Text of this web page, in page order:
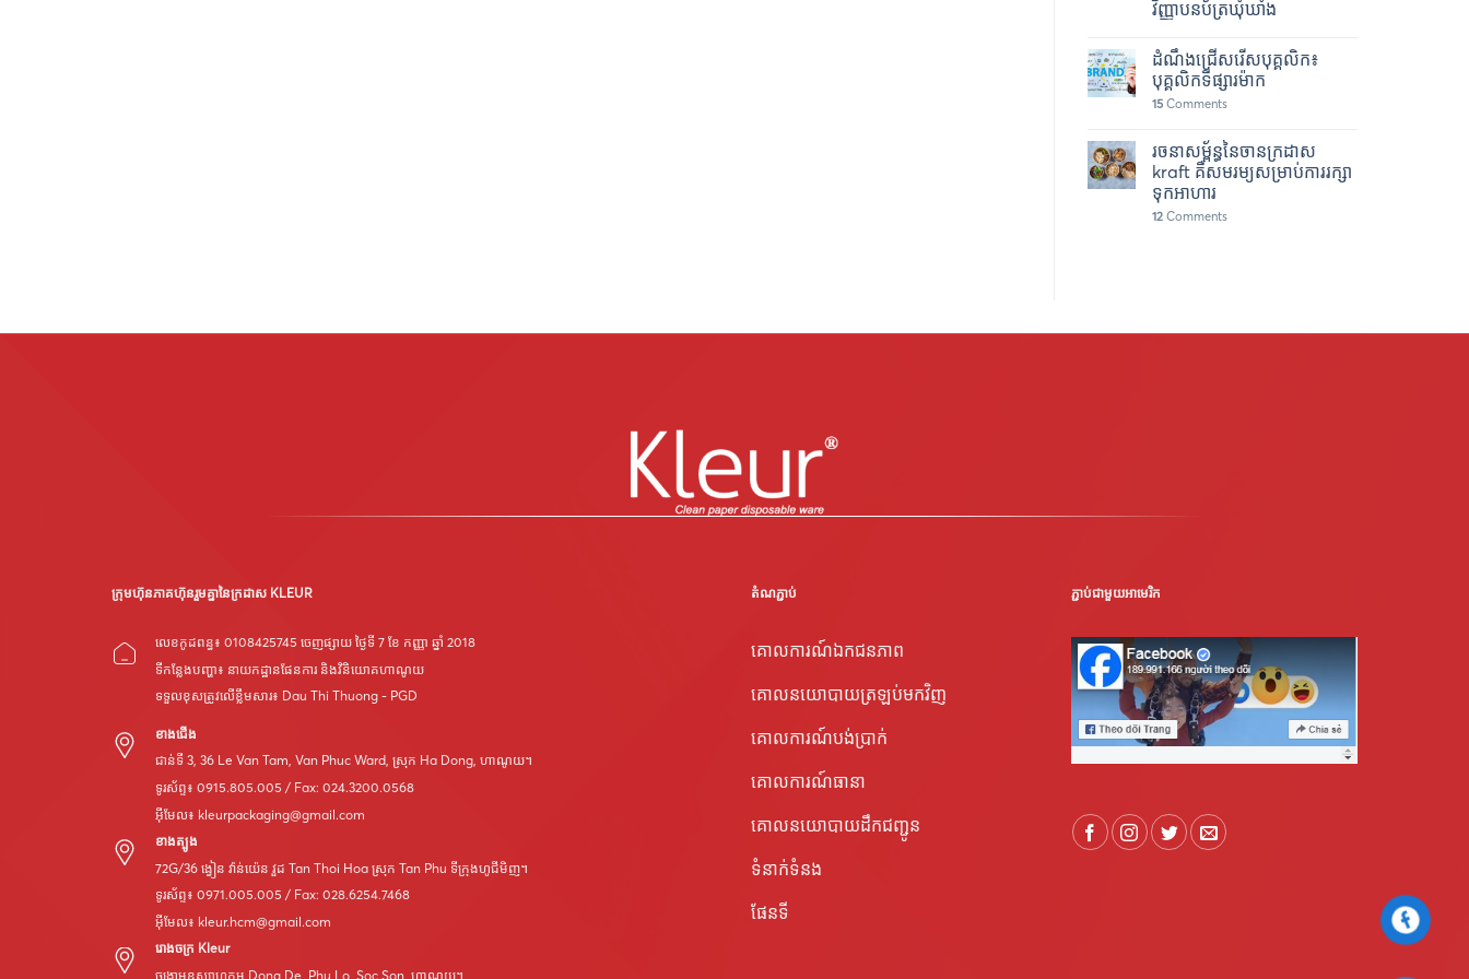
វិញ្ញាបនប័ត្រឃុំឃាំង
ដំណឹងជ្រើសរើសបុគ្គលិក៖
បុគ្គលិកទីផ្សារម៉ាក
15Comments
រចនាសម្ព័ន្ធនៃចានក្រដាស
kraft គឺសមរម្យសម្រាប់ការរក្សា
ទុកអាហារ
12Comments
ក្រុមហ៊ុនភាគហ៊ុនរួមគ្នានៃក្រដាស KLEUR
លេខកូដពន្ធ៖ 0108425745 ចេញផ្សាយ ថ្ងៃទី 7 ខែ កញ្ញា ឆ្នាំ 2018
ទីកន្លែងបញ្ហា៖ នាយកដ្ឋានផែនការ និងវិនិយោគហាណូយ
ទទួល​ខុស​ត្រូវ​លើ​ខ្លឹមសារ៖ Dau Thi Thuong - PGD
ខាងជើង
ជាន់ទី 3, 36 Le Van Tam, Van Phuc Ward, ស្រុក Ha Dong, ហាណូយ។
ទូរស័ព្ទ៖ 0915.805.005 / Fax: 024.3200.0568
អ៊ីមែល៖ kleurpackaging@gmail.com
ខាងត្បូង
72G/36 ង្វៀន វ៉ាន់យ៉េន វួដ Tan Thoi Hoa ស្រុក Tan Phu ទីក្រុងហូជីមិញ។
ទូរស័ព្ទ៖ 0971.005.005 / Fax: 028.6254.7468
អ៊ីមែល៖ kleur.hcm@gmail.com
រោងចក្រ Kleur
ចង្កោមឧស្សាហកម្ម Dong De, Phu Lo, Soc Son, ហាណូយ។
តំណភ្ជាប់
គោលការណ៍ឯកជនភាព
គោលនយោបាយត្រឡប់មកវិញ
គោលការណ៍បង់ប្រាក់
គោលការណ៍ធានា
គោលនយោបាយដឹកជញ្ជូន
ទំនាក់ទំនង
ផែនទី
ភ្ជាប់ជាមួយអាមេរិក